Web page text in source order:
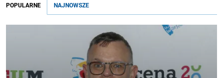
POPULARNE NAJNOWSZE